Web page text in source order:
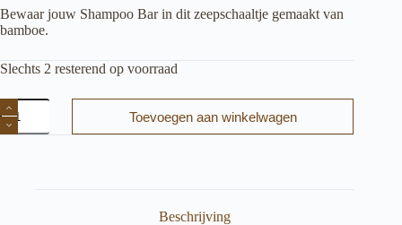
Bewaar jouw Shampoo Bar in dit zeepschaaltje gemaakt van
bamboe.
Slechts 2 resterend op voorraad
Shampoo
bar
bamboe
Toevoegen aan winkelwagen
Beschrijving